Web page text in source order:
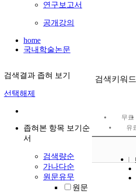
연구보고서
공개강의
home
국내학술논문
검색결과 좁혀 보기
선택해제
좁혀본 항목 보기순
서
검색량순
가나다순
원문유무
원문
검색키워드
무료
유